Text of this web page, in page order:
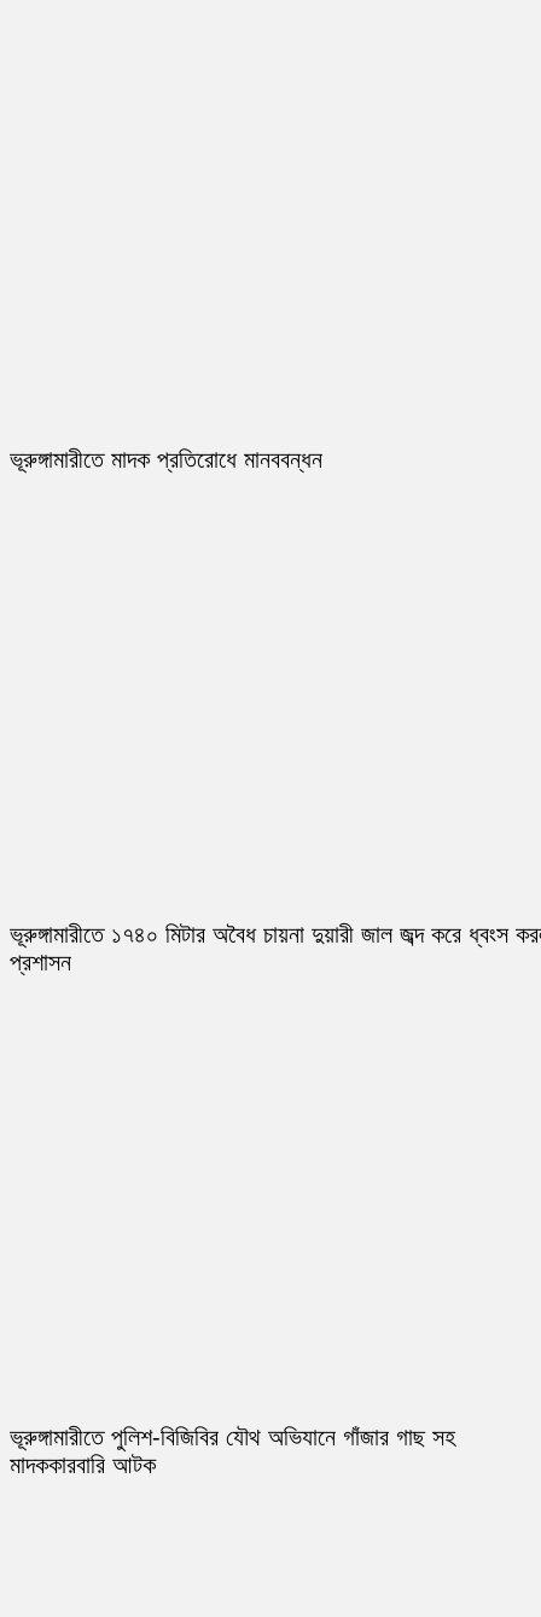
ভূরুঙ্গামারীতে মাদক প্রতিরোধে মানববন্ধন
ভূরুঙ্গামারীতে ১৭৪০ মিটার অবৈধ চায়না দুয়ারী জাল জব্দ করে ধ্বংস
প্রশাসন
ভূরুঙ্গামারীতে পুলিশ-বিজিবির যৌথ অভিযানে গাঁজার গাছ সহ
মাদককারবারি আটক